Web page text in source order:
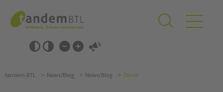
springen
Barrierefrei-
Einstellungen
überspringen
überspringen
tandem BTL News/Blog News/Blog Detail